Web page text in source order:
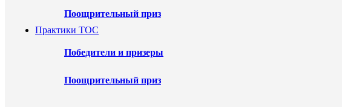
Поощрительный приз
Практики ТОС
Победители и призеры
Поощрительный приз